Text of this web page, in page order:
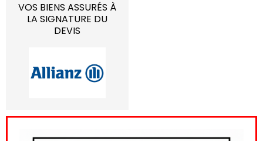
VOS BIENS ASSURÉS À
LA SIGNATURE DU
DEVIS